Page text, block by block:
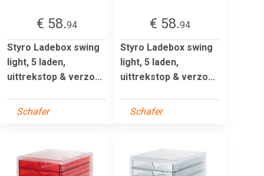
€ 58.94
Styro Ladebox swing
light, 5 laden,
uittrekstop & verzo...
Schafer
€ 58.94
Styro Ladebox swing
light, 5 laden,
uittrekstop & verzo...
Schafer